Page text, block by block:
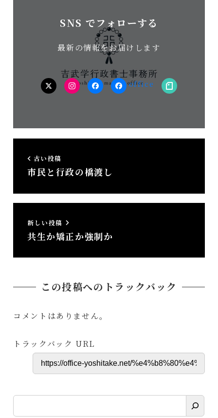
SNS でフォローする
最新の情報をお届けします
twitterInstagramfacebook（個
facebook（事note
古い投稿
市民と行政の橋渡し
新しい投稿
共生か矯正か強制か
この投稿へのトラックバック
コメントはありません。
トラックバック URL
検
索